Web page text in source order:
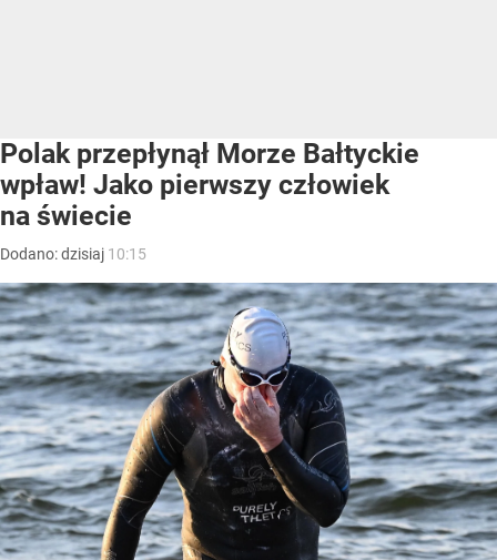
Polak przepłynął Morze Bałtyckie
wpław! Jako pierwszy człowiek
na świecie
Dodano:dzisiaj 10:15